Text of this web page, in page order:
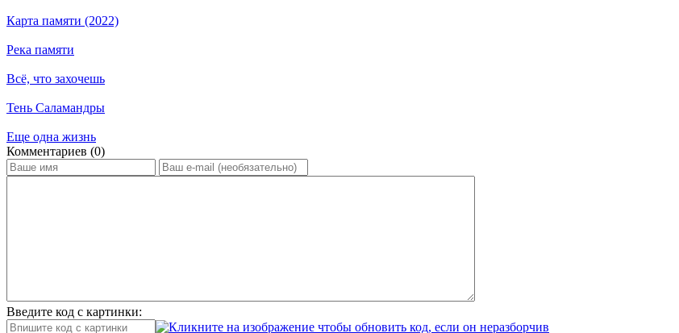
Карта памяти (2022)
Река памяти
Всё, что захочешь
Тень Саламандры
Еще одна жизнь
Ком­мен­та­ри­ев (0)
Введите код с картинки: